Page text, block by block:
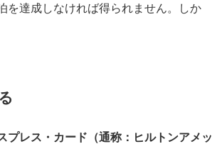
を達成しなければ得られません。しか
プレス・カード（通称：ヒルトンアメッ